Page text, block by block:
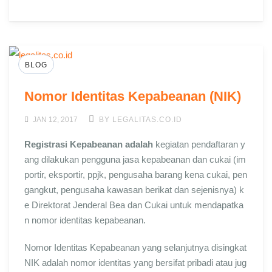
BLOG
Nomor Identitas Kepabeanan (NIK)
JAN 12, 2017 BY LEGALITAS.CO.ID
Registrasi Kepabeanan adalah kegiatan pendaftaran y
ang dilakukan pengguna jasa kepabeanan dan cukai (im
portir, eksportir, ppjk, pengusaha barang kena cukai, pen
gangkut, pengusaha kawasan berikat dan sejenisnya) k
e Direktorat Jenderal Bea dan Cukai untuk mendapatka
n nomor identitas kepabeanan.
Nomor Identitas Kepabeanan yang selanjutnya disingkat
NIK adalah nomor identitas yang bersifat pribadi atau jug